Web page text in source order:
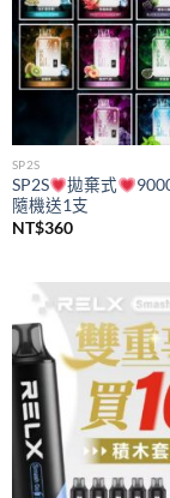
SP2S
SP2S 拋棄式
隨機送1支
NT$360